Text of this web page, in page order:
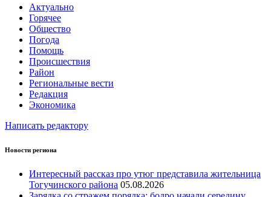
Актуально
Горячее
Общество
Погода
Помощь
Происшествия
Район
Региональные вести
Редакция
Экономика
Написать редактору
Новости региона
Интересный рассказ про утюг представила жительница
Тогучинского района 05.08.2026